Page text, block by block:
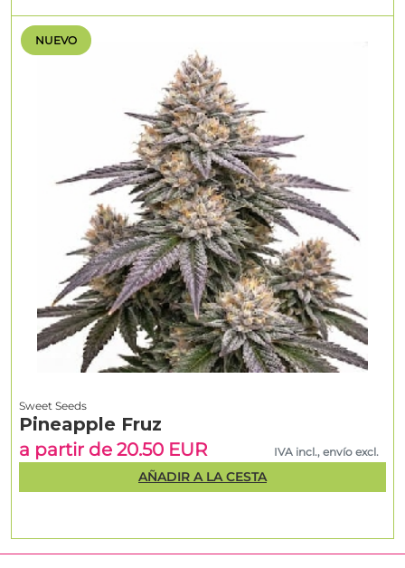
NUEVO
Sweet Seeds
Pineapple Fruz
a partir de 20.50 EUR
IVA incl., envío excl.
AÑADIR A LA CESTA